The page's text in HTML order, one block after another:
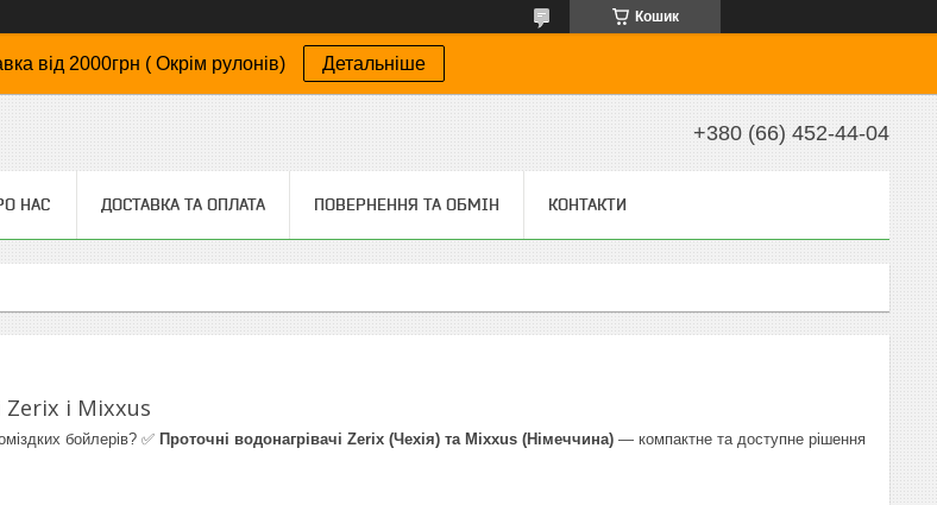
Кошик
від 2000грн ( Окрім рулонів) Детальніше
+380 (66) 452-44-04
НАС ДОСТАВКА ТА ОПЛАТА ПОВЕРНЕННЯ ТА ОБМІН КОНТАКТИ
Zerix і Mixxus
бойлерів? ✅ Проточні водонагрівачі Zerix (Чехія) та Mixxus (Німеччина) — компактне та доступне рішення